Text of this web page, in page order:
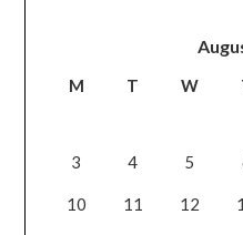
M T W
3 4 5
10 11 12